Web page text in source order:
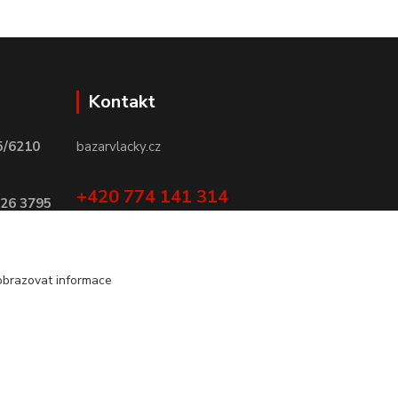
6210
3795
Kontakt
bazarvlacky.cz
+420 774 141 314
informace